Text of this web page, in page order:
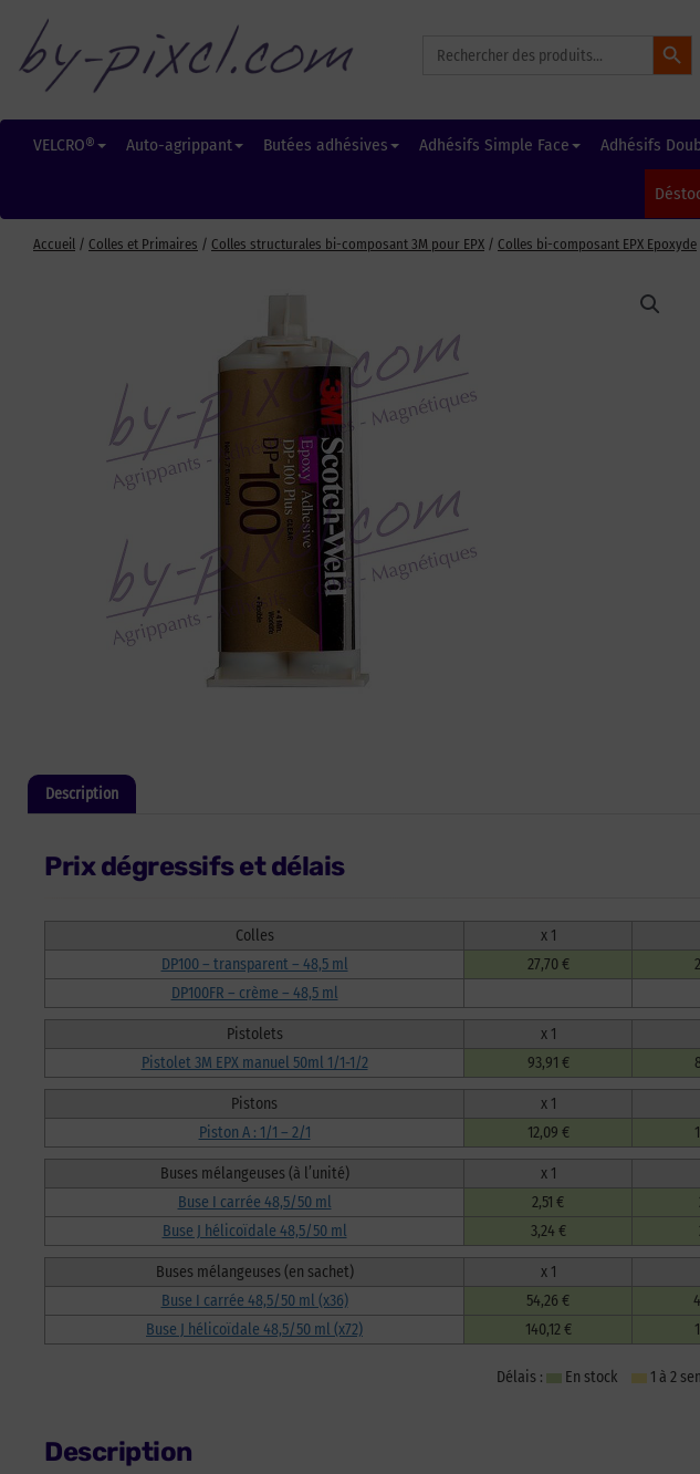
for:
Search Button
VELCRO® Auto-agrippant Butées adhésives Adhésifs Simple Face Adhésifs
Accueil / Colles et Primaires / Colles structurales bi-composant 3M pour EPX / Colles bi-composant EPX Epoxyde
Description
Prix dégressifs et délais
Colles x 1
DP100 – transparent – 48,5 ml
27,70 €
DP100FR – crème – 48,5 ml
Pistolets x 1
Pistolet 3M EPX manuel 50ml 1/1-1/2
93,91 €
Pistons x 1
Piston A : 1/1 – 2/1
12,09 €
Buses mélangeuses (à l’unité) x 1
Buse I carrée 48,5/50 ml
2,51 €
Buse J hélicoïdale 48,5/50 ml
3,24 €
Buses mélangeuses (en sachet) x 1
Buse I carrée 48,5/50 ml (x36)
54,26 €
Buse J hélicoïdale 48,5/50 ml (x72)
140,12 €
Délais : En stock 1 à 2
Description